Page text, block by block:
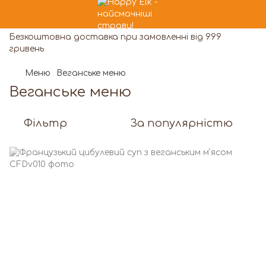
Безкоштовна доставка при замовленні від 999
гривень
Меню Веганське меню
Веганське меню
Фільтр За популярністю